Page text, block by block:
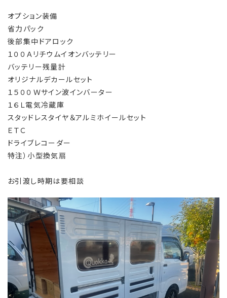
オプション装備
省力パック
後部集中ドアロック
１００Ａリチウムイオンバッテリー
バッテリー残量計
オリジナルデカールセット
１５００Ｗサイン波インバーター
１６Ｌ電気冷蔵庫
スタッドレスタイヤ＆アルミホイールセット
ＥＴＣ
ドライブレコーダー
特注）小型換気扇
お引渡し時期は要相談